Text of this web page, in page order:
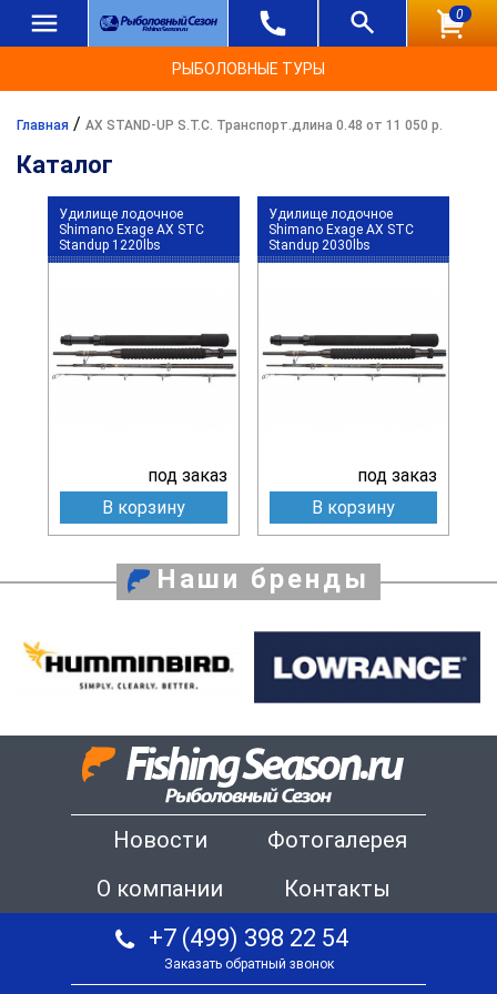
0
РЫБОЛОВНЫЕ ТУРЫ
Главная / AX STAND-UP S.T.C. Транспорт.длина 0.48 от 11 050 р.
Каталог
Удилище лодочное
Shimano Exage AX STC
Standup 1220lbs
под заказ
В корзину
Удилище лодочное
Shimano Exage AX STC
Standup 2030lbs
под заказ
В корзину
Наши бренды
Новости
Фотогалерея
О компании
Контакты
+7 (499) 398 22 54
Заказать обратный звонок